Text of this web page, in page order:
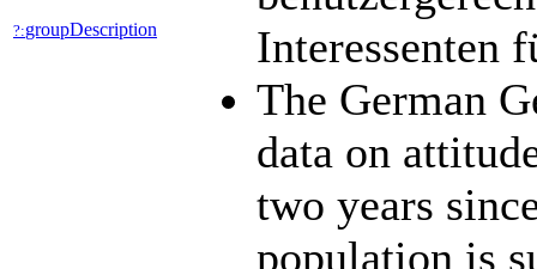
?:groupDescription
Interessenten
The German
data on
two years
population is